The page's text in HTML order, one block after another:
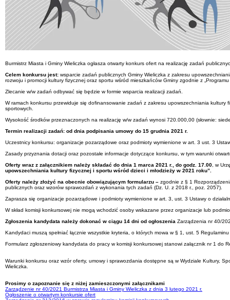
Burmistrz Miasta i Gminy Wieliczka ogłasza otwarty konkurs ofert na realizację zadań
Celem konkursu jest: wsparcie zadań publicznych Gminy Wieliczka z zakresu
rozwoju i promocji kultury fizycznej oraz sportu wśród mieszkańców Gminy zgodnie z
Zlecanie w/w zadań odbywać się będzie w formie wsparcia realizacji zadań.
W ramach konkursu przewiduje się dofinansowanie zadań z zakresu upowszechniania kultury
sportowych.
Wysokość środków przeznaczonych na realizację w/w zadań wynosi 720.000,00 (słownie:
Termin realizacji zadań: od dnia podpisania umowy do 15 grudnia 2021 r.
Uczestnicy konkursu: organizacje pozarządowe oraz podmioty wymienione w art. 3 ust. 3
Zasady przyznania dotacji oraz pozostałe informacje dotyczące konkursu, w tym warunki
Oferty wraz z załącznikiem należy składać do dnia 1 marca 2021 r., do godz. 17.00 , w
upowszechniania kultury fizycznej i sportu wśród dzieci i młodzieży w 2021 roku”.
Oferty należy złożyć na obecnie obowiązującym formularzu – zgodnie z § 1
publicznych oraz wzorów sprawozdań z wykonania tych zadań (Dz. U. z 2018 r., poz. 2057).
Zaprasza się organizacje pozarządowe i podmioty wymienione w art. 3, ust. 3 Ustawy o
W skład komisji konkursowej nie mogą wchodzić osoby wskazane przez organizacje lub
Zgłoszenia kandydata należy dokonać w ciągu 14 dni od ogłoszenia Zarządzenia nr 40/
Kandydaci muszą spełniać łącznie wszystkie kryteria, o których mowa w § 1, ust. 5
Formularz zgłoszeniowy kandydata do pracy w komisji konkursowej stanowi załącznik nr 1 do
Warunki konkursu oraz wzór oferty, umowy i sprawozdania dostępne są w Wydziale Kultury,
Wieliczka.
Prosimy o zapoznanie się z niżej zamieszczonymi załącznikami
Zarządzenie nr 40/2021 Burmistrza Miasta i Gminy Wieliczka z dnia 3 lutego 2021 r.
Ogłoszenie o otwartym konkursie ofert